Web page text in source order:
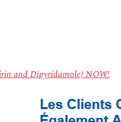
and Dipyridamole) NOW!